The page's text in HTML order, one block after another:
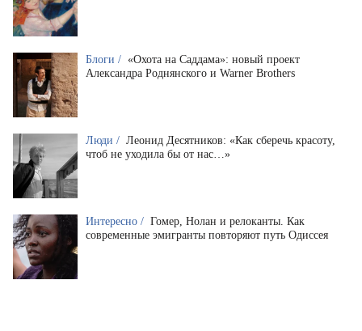
Блоги / «Охота на Саддама»: новый проект
Александра Роднянского и Warner Brothers
Люди / Леонид Десятников: «Как сберечь красоту,
чтоб не уходила бы от нас…»
Интересно / Гомер, Нолан и релоканты. Как
современные эмигранты повторяют путь Одиссея